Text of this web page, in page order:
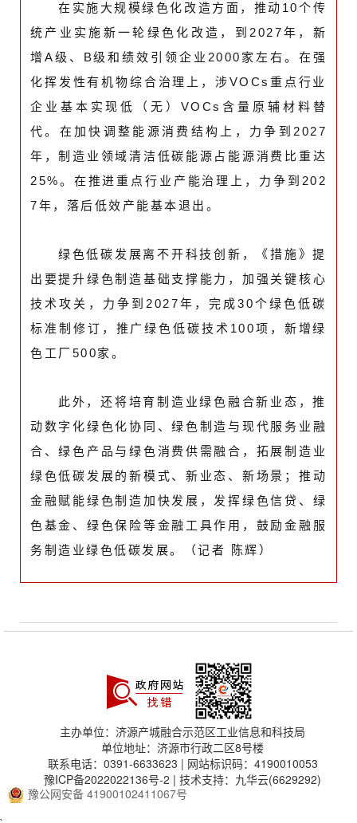
在实施大规模绿色化改造方面，推动10个传
统产业实施新一轮绿色化改造，到2027年，新
增A级、B级和绩效引领企业2000家左右。在强
化挥发性有机物综合治理上，涉VOCs重点行业
企业基本实现低（无）VOCs含量原辅材料替
代。在加快调整能源消费结构上，力争到2027
年，制造业领域清洁低碳能源占能源消费比重达
25%。在推进重点行业产能治理上，力争到202
7年，落后低效产能基本退出。
绿色低碳发展离不开科技创新，《措施》提
出要提升绿色制造基础支撑能力，加强关键核心
技术攻关，力争到2027年，完成30个绿色低碳
标准制修订，推广绿色低碳技术100项，新增绿
色工厂500家。
此外，还将培育制造业绿色融合新业态，推
动数字化绿色化协同、绿色制造与现代服务业融
合、绿色产品与绿色消费供需融合，拓展制造业
绿色低碳发展的新模式、新业态、新场景；推动
金融赋能绿色制造加快发展，发挥绿色信贷、绿
色基金、绿色保险等金融工具作用，鼓励金融服
务制造业绿色低碳发展。（记者 陈辉）
主办单位：济源产城融合示范区工业信息和科技局
单位地址：济源市行政二区8号楼
联系电话：0391-6633623 | 网站标识码：4190010053
豫ICP备2022022136号-2 | 技术支持：九华云(6629292)
豫公网安备 41900102411067号